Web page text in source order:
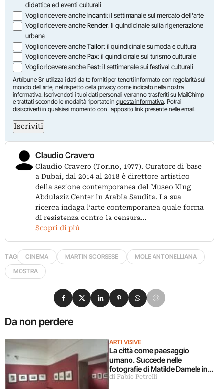
didattica ed eventi culturali
Voglio ricevere ancheIncanti: il settimanale sul mercato dell'arte
Voglio ricevere ancheRender: il quindicinale sulla rigenerazione
urbana
Voglio ricevere ancheTailor: il quindicinale su moda e cultura
Voglio ricevere anchePax: il quindicinale sul turismo culturale
Voglio ricevere ancheFest: il settimanale sui festival culturali
Artribune Srl utilizza i dati da te forniti per tenerti informato con regolarità sul
mondo dell'arte, nel rispetto della privacy come indicato nella nostra
informativa. Iscrivendoti i tuoi dati personali verranno trasferiti su MailChimp
e trattati secondo le modalità riportate in questa informativa. Potrai
disiscriverti in qualsiasi momento con l'apposito link presente nelle email.
Iscriviti
Claudio Cravero
Claudio Cravero (Torino, 1977). Curatore di base
a Dubai, dal 2014 al 2018 è direttore artistico
della sezione contemporanea del Museo King
Abdulaziz Center in Arabia Saudita. La sua
ricerca indaga l’arte contemporanea quale forma
di resistenza contro la censura…
Scopri di più
TAG CINEMA MARTIN SCORSESE
MOLE ANTONELLIANA
MOSTRA
Da non perdere
ARTI VISIVE
La città come paesaggio
umano. Succede nelle
fotografie di Matilde Damele in
mostra a Roma
di Fabio Petrelli
Condividi su Facebook
Condividi su X
Condividi su LinkedIn
Condividi su Pinterest
Condividi su WhatsApp
Condividi su Email